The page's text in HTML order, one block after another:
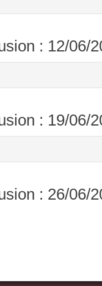
: 12/06/
: 19/06/
: 26/06/